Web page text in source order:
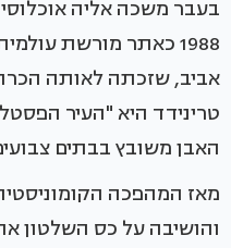
בעבר משכה אליה
1988 כאתר מורשת
אביב, שזכתה לאותה
טרינידד היא "העיר
האבן משובץ בבתים
והושיבה על כס השלטון